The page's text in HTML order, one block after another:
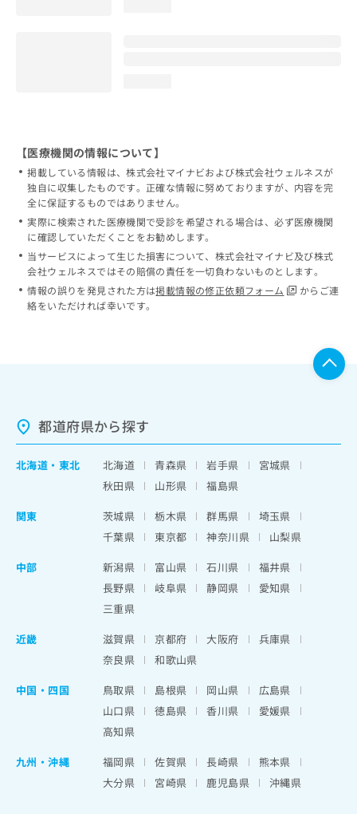
【医療機関の情報について】
掲載している情報は、株式会社マイナビおよび株式会社ウェルネスが
独自に収集したものです。正確な情報に努めておりますが、内容を完
全に保証するものではありません。
実際に検索された医療機関で受診を希望される場合は、必ず医療機関
に確認していただくことをお勧めします。
当サービスによって生じた損害について、株式会社マイナビ及び株式
会社ウェルネスではその賠償の責任を一切負わないものとします。
情報の誤りを発見された方は掲載情報の修正依頼フォーム
からご連
絡をいただければ幸いです。
都道府県から探す
北海道 ・ 東北 北海道 青森県 岩手県
宮城県
秋田県
山形県
福島県
関東
茨城県 栃木県 群馬県
埼玉県
千葉県
東京都 神奈川県
山梨県
中部
新潟県 富山県 石川県
福井県
長野県
岐阜県 静岡県
愛知県
三重県
近畿
滋賀県 京都府 大阪府
兵庫県
奈良県
和歌山県
中国・四国
鳥取県 島根県 岡山県
広島県
山口県
徳島県 香川県
愛媛県
高知県
九州・沖縄
福岡県 佐賀県 長崎県
熊本県
大分県
宮崎県 鹿児島県 沖縄県